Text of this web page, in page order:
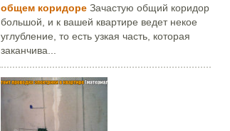
общем коридоре Зачастую общий коридор
большой, и к вашей квартире ведет некое
углубление, то есть узкая часть, которая
заканчива...